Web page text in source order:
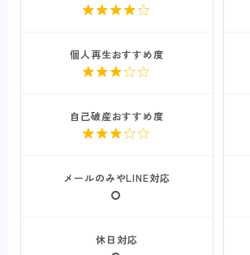

個人再生おすすめ度

自己破産おすすめ度

メールのみやLINE対応
休日対応